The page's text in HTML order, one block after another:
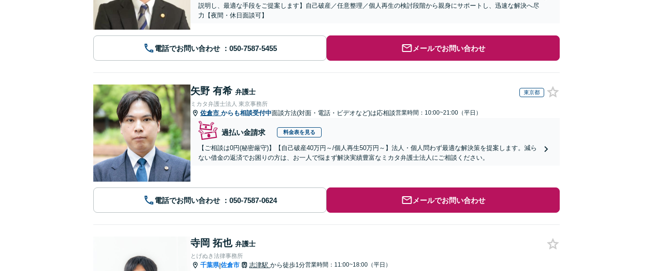
説明し、最適な手段をご提案します】自己破産／任意整理／個人再生の検討段階から親身にサポートし、迅速な解決へ尽
力【夜間・休日面談可】
電話でお問い合わせ メールでお問い合わせ
矢野 有希 弁護士 東京都
ミカタ弁護士法人 東京事務所
佐倉市 からも相談受付中面談方法(対面・電話・ビデオなど)は応相談営業時間：10:00~21:00（平日）
過払い金請求 料金表を見る
【ご相談は0円(秘密厳守)】【自己破産40万円～/個人再生50万円～】法人・個人問わず最適な解決策を提案します。減ら
ない借金の返済でお困りの方は、お一人で悩まず解決実績豊富なミカタ弁護士法人にご相談ください。
電話でお問い合わせ メールでお問い合わせ
寺岡 拓也 弁護士
とげぬき法律事務所
千葉県|佐倉市 志津駅 から徒歩1分営業時間：11:00~18:00（平日）